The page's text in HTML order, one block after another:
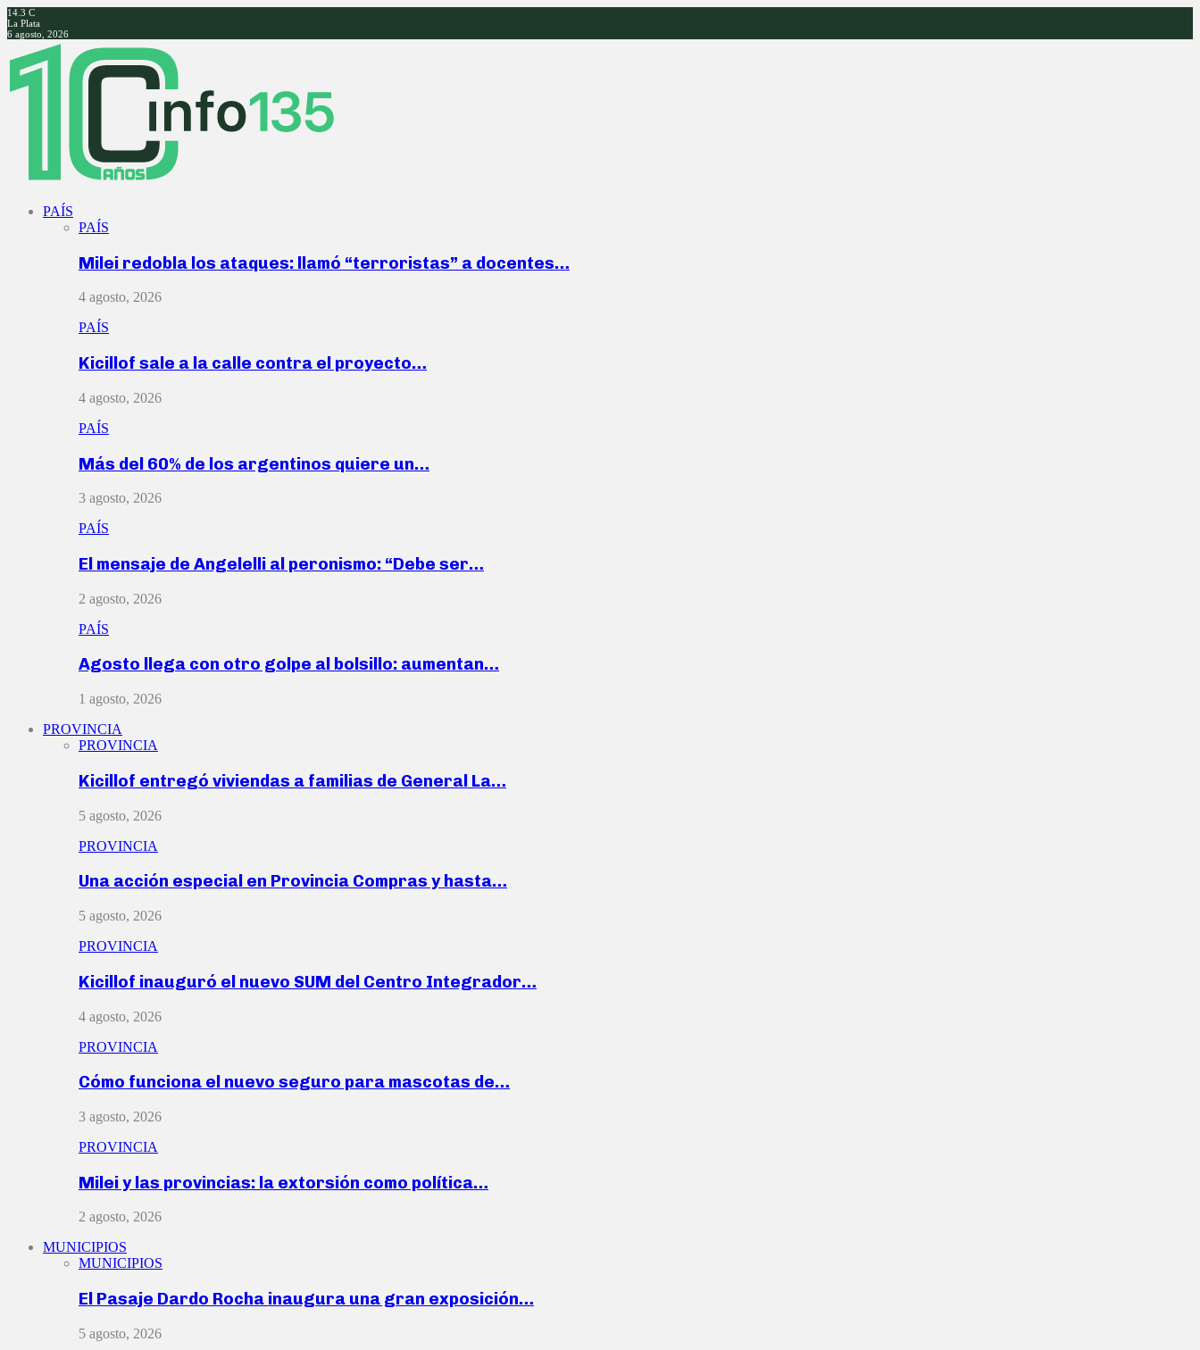
14.3 C
La Plata
6 agosto, 2026
Facebook
Twitter
Instagram
Youtube
PAÍS
PAÍS
Milei redobla los ataques: llamó “terroristas” a docentes…
4 agosto, 2026
PAÍS
Kicillof sale a la calle contra el proyecto…
4 agosto, 2026
PAÍS
Más del 60% de los argentinos quiere un…
3 agosto, 2026
PAÍS
El mensaje de Angelelli al peronismo: “Debe ser…
2 agosto, 2026
PAÍS
Agosto llega con otro golpe al bolsillo: aumentan…
1 agosto, 2026
PROVINCIA
PROVINCIA
Kicillof entregó viviendas a familias de General La…
5 agosto, 2026
PROVINCIA
Una acción especial en Provincia Compras y hasta…
5 agosto, 2026
PROVINCIA
Kicillof inauguró el nuevo SUM del Centro Integrador…
4 agosto, 2026
PROVINCIA
Cómo funciona el nuevo seguro para mascotas de…
3 agosto, 2026
PROVINCIA
Milei y las provincias: la extorsión como política…
2 agosto, 2026
MUNICIPIOS
MUNICIPIOS
El Pasaje Dardo Rocha inaugura una gran exposición…
5 agosto, 2026